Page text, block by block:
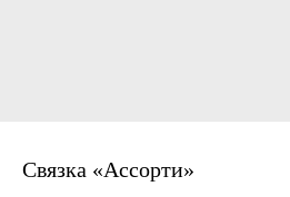
Связка «Ассорти»